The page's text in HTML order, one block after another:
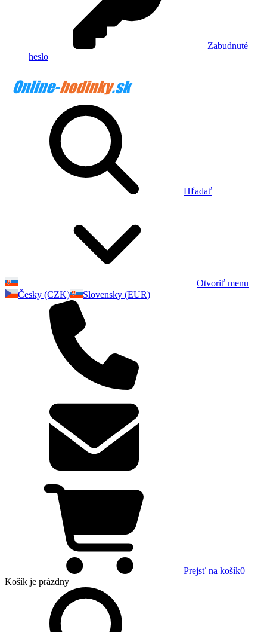
Zabudnuté
heslo
Hľadať
Otvoriť menu
Česky (CZK)
Slovensky (EUR)
Prejsť na košík0
Košík je prázdny